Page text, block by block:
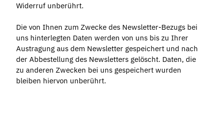
Widerruf unberührt.
Die von Ihnen zum Zwecke des Newsletter-Bezugs bei
uns hinterlegten Daten werden von uns bis zu Ihrer
Austragung aus dem Newsletter gespeichert und nach
der Abbestellung des Newsletters gelöscht. Daten, die
zu anderen Zwecken bei uns gespeichert wurden
bleiben hiervon unberührt.